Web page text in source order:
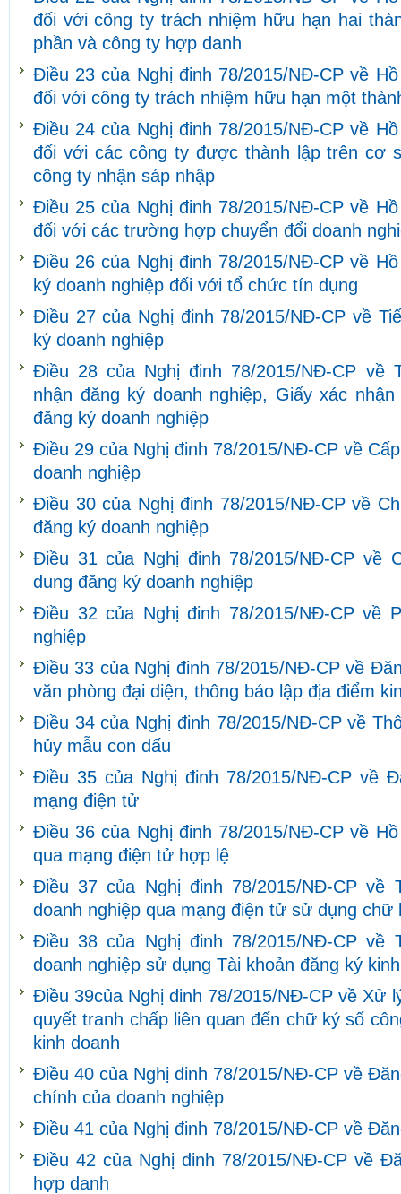
đối với công ty trách nhiệm hữu hạn hai
phần và công ty hợp danh
Điều 23 của Nghị đinh 78/2015/NĐ-CP về
đối với công ty trách nhiệm hữu hạn một
Điều 24 của Nghị đinh 78/2015/NĐ-CP về
đối với các công ty được thành lập trên cơ
công ty nhận sáp nhập
Điều 25 của Nghị đinh 78/2015/NĐ-CP về
đối với các trường hợp chuyển đổi doanh
Điều 26 của Nghị đinh 78/2015/NĐ-CP về
ký doanh nghiệp đối với tổ chức tín dụng
Điều 27 của Nghị đinh 78/2015/NĐ-CP về
ký doanh nghiệp
Điều 28 của Nghị đinh 78/2015/NĐ-CP về
nhận đăng ký doanh nghiệp, Giấy xác
đăng ký doanh nghiệp
Điều 29 của Nghị đinh 78/2015/NĐ-CP về
doanh nghiệp
Điều 30 của Nghị đinh 78/2015/NĐ-CP về
đăng ký doanh nghiệp
Điều 31 của Nghị đinh 78/2015/NĐ-CP về
dung đăng ký doanh nghiệp
Điều 32 của Nghị đinh 78/2015/NĐ-CP về
nghiệp
Điều 33 của Nghị đinh 78/2015/NĐ-CP về
văn phòng đại diện, thông báo lập địa điểm
Điều 34 của Nghị đinh 78/2015/NĐ-CP về
hủy mẫu con dấu
Điều 35 của Nghị đinh 78/2015/NĐ-CP về
mạng điện tử
Điều 36 của Nghị đinh 78/2015/NĐ-CP về
qua mạng điện tử hợp lệ
Điều 37 của Nghị đinh 78/2015/NĐ-CP
doanh nghiệp qua mạng điện tử sử dụng chữ
Điều 38 của Nghị đinh 78/2015/NĐ-CP
doanh nghiệp sử dụng Tài khoản đăng ký
Điều 39của Nghị đinh 78/2015/NĐ-CP về Xử
quyết tranh chấp liên quan đến chữ ký số
kinh doanh
Điều 40 của Nghị đinh 78/2015/NĐ-CP về
chính của doanh nghiệp
Điều 41 của Nghị đinh 78/2015/NĐ-CP về
Điều 42 của Nghị đinh 78/2015/NĐ-CP về
hợp danh